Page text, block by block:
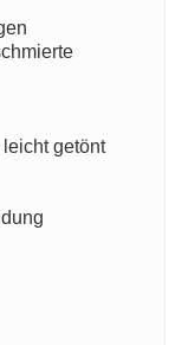
getönt